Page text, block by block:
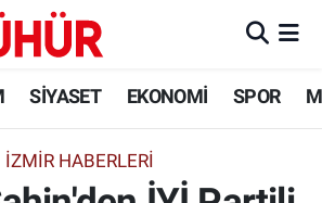
SİYASET EKONOMİ SPOR
İZMIR HABERLERI
Eczaneler
Vakitleri